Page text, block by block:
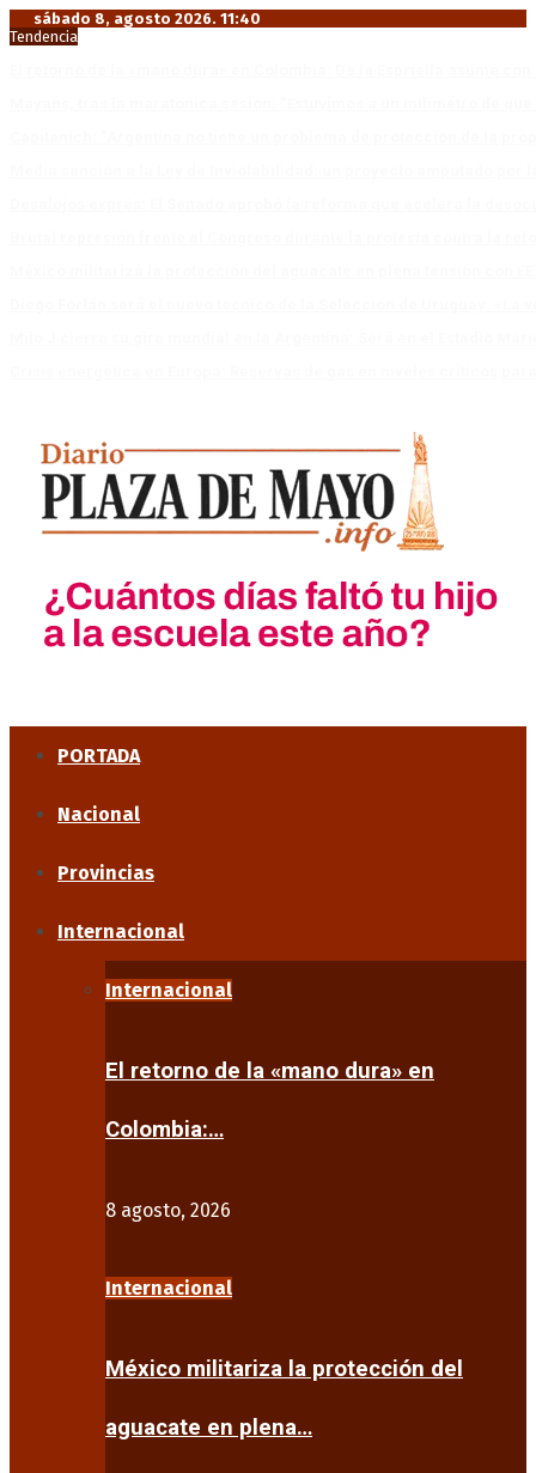
sábado 8, agosto 2026. 11:40
Tendencia
PORTADA
Nacional
Provincias
Internacional
Internacional
El retorno de la «mano dura» en
Colombia:…
8 agosto, 2026
Internacional
México militariza la protección del
aguacate en plena…